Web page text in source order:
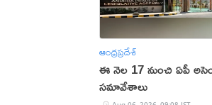
ఆంధ్రప్రదేశ్
ఈ నెల 17 నుంచి ఏపీ
సమావేశాలు